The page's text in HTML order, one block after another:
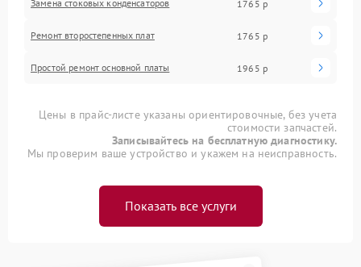
Замена стоковых конденсаторов 1765 р
Ремонт второстепенных плат 1765 р
Простой ремонт основной платы 1965 р
Цены в прайс-листе указаны ориентировочные, без учета
стоимости запчастей.
Записывайтесь на бесплатную диагностику.
Мы проверим ваше устройство и укажем на неисправность.
Показать все услуги